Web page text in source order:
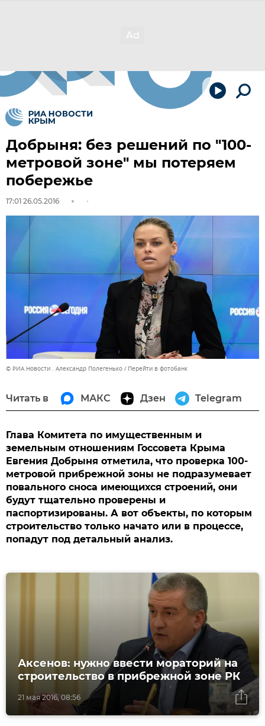
Добрыня: без решений по "100-
метровой зоне" мы потеряем
побережье
17:01 26.05.2016
© РИА Новости . Александр Полегенько Перейти в фотобанк
Читать в МАКС Дзен Telegram
Глава Комитета по имущественным и
земельным отношениям Госсовета Крыма
Евгения Добрыня отметила, что проверка 100-
метровой прибрежной зоны не подразумевает
повального сноса имеющихся строений, они
будут тщательно проверены и
паспортизированы. А вот объекты, по которым
строительство только начато или в процессе,
попадут под детальный анализ.
21 мая 2016, 08:56
Аксенов: нужно ввести мораторий на
строительство в прибрежной зоне РК